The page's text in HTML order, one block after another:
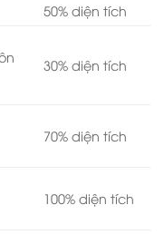
50% diện tích
30% diện tích
70% diện tích
100% diện tích